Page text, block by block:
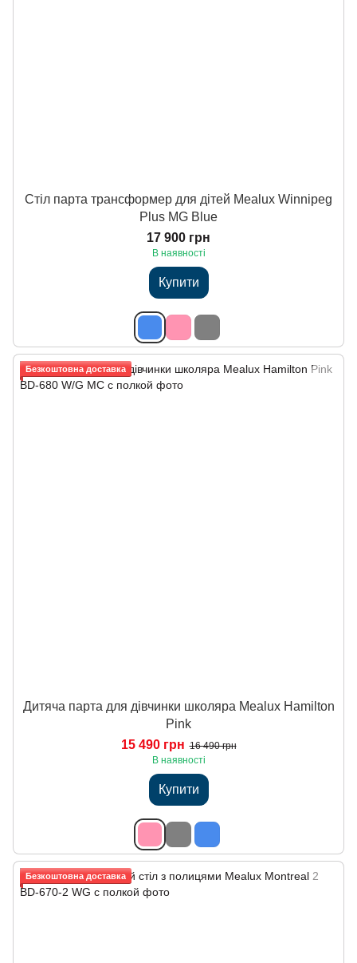
Стіл парта трансформер для дітей Mealux Winnipeg
Plus MG Blue
17 900 грн
В наявності
Купити
Безкоштовна доставка
Дитяча парта для дівчинки школяра Mealux Hamilton
Pink
15 490 грн 16 490 грн
В наявності
Купити
Безкоштовна доставка